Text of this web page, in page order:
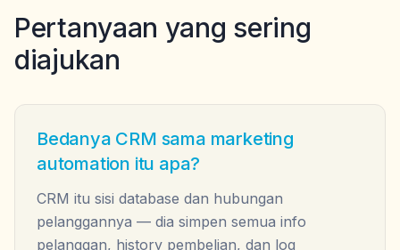
Pertanyaan yang sering
diajukan
Bedanya CRM sama marketing
automation itu apa?
CRM itu sisi database dan hubungan
pelanggannya — dia simpen semua info
pelanggan, history pembelian, dan log